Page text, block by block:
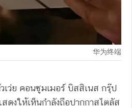
华为终端
เว่ย คอนซูมเมอร์ บิสสิเนส กรุ๊ป
ดงให้เห็นกำลังถือปากกาสไตลัส